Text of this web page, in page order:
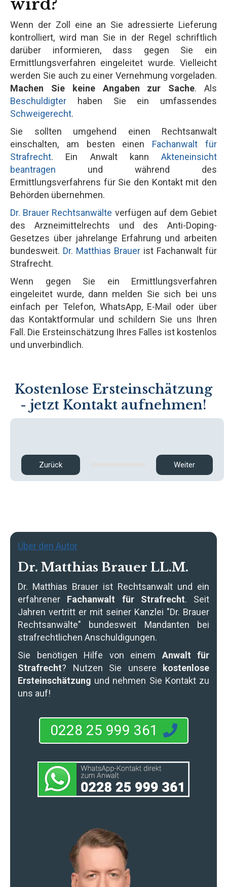
Wenn der Zoll eine an Sie adressierte Lieferung
kontrolliert, wird man Sie in der Regel schriftlich
darüber informieren, dass gegen Sie ein
Ermittlungsverfahren eingeleitet wurde. Vielleicht
werden Sie auch zu einer Vernehmung vorgeladen.
Machen Sie keine Angaben zur Sache. Als
Beschuldigter haben Sie ein umfassendes
Schweigerecht.
Sie sollten umgehend einen Rechtsanwalt
einschalten, am besten einen Fachanwalt für
Strafrecht. Ein Anwalt kann Akteneinsicht
beantragen und während des
Ermittlungsverfahrens für Sie den Kontakt mit den
Behörden übernehmen.
Dr. Brauer Rechtsanwälte verfügen auf dem Gebiet
des Arzneimittelrechts und des Anti-Doping-
Gesetzes über jahrelange Erfahrung und arbeiten
bundesweit. Dr. Matthias Brauer ist Fachanwalt für
Strafrecht.
Wenn gegen Sie ein Ermittlungsverfahren
eingeleitet wurde, dann melden Sie sich bei uns
einfach per Telefon, WhatsApp, E-Mail oder über
das Kontaktformular und schildern Sie uns Ihren
Fall. Die Ersteinschätzung Ihres Falles ist kostenlos
und unverbindlich.
Kostenlose Ersteinschätzung
- jetzt Kontakt aufnehmen!
Zurück Weiter
Über den Autor
Dr. Matthias Brauer LL.M.
Dr. Matthias Brauer ist Rechtsanwalt und ein
erfahrener Fachanwalt für Strafrecht. Seit
Jahren vertritt er mit seiner Kanzlei "Dr. Brauer
Rechtsanwälte" bundesweit Mandanten bei
strafrechtlichen Anschuldigungen.
Sie benötigen Hilfe von einem Anwalt für
Strafrecht? Nutzen Sie unsere kostenlose
Ersteinschätzung und nehmen Sie Kontakt zu
uns auf!
0228 25 999 361